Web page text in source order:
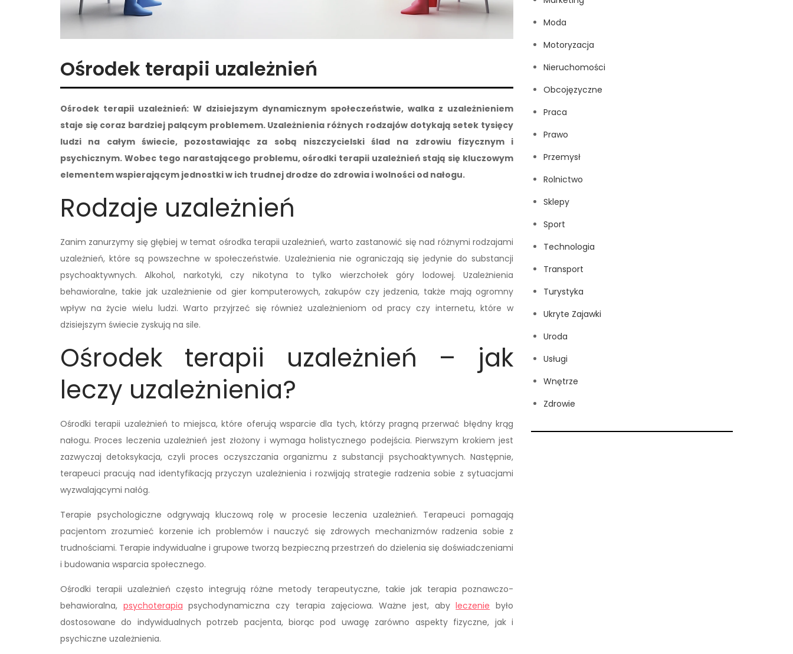
Ośrodek terapii uzależnień
Ośrodek terapii uzależnień: W dzisiejszym dynamicznym społeczeństwie, walka z uzależnieniem
staje się coraz bardziej palącym problemem. Uzależnienia różnych rodzajów dotykają setek tysięcy
ludzi na całym świecie, pozostawiając za sobą niszczycielski ślad na zdrowiu fizycznym i
psychicznym. Wobec tego narastającego problemu, ośrodki terapii uzależnień stają się kluczowym
elementem wspierającym jednostki w ich trudnej drodze do zdrowia i wolności od nałogu.
Rodzaje uzależnień
Zanim zanurzymy się głębiej w temat ośrodka terapii uzależnień, warto zastanowić się nad różnymi rodzajami
uzależnień, które są powszechne w społeczeństwie. Uzależnienia nie ograniczają się jedynie do substancji
psychoaktywnych. Alkohol, narkotyki, czy nikotyna to tylko wierzchołek góry lodowej. Uzależnienia
behawioralne, takie jak uzależnienie od gier komputerowych, zakupów czy jedzenia, także mają ogromny
wpływ na życie wielu ludzi. Warto przyjrzeć się również uzależnieniom od pracy czy internetu, które w
dzisiejszym świecie zyskują na sile.
Ośrodek terapii uzależnień – jak
leczy uzależnienia?
Ośrodki terapii uzależnień to miejsca, które oferują wsparcie dla tych, którzy pragną przerwać błędny krąg
nałogu. Proces leczenia uzależnień jest złożony i wymaga holistycznego podejścia. Pierwszym krokiem jest
zazwyczaj detoksykacja, czyli proces oczyszczania organizmu z substancji psychoaktywnych. Następnie,
terapeuci pracują nad identyfikacją przyczyn uzależnienia i rozwijają strategie radzenia sobie z sytuacjami
wyzwalającymi nałóg.
Terapie psychologiczne odgrywają kluczową rolę w procesie leczenia uzależnień. Terapeuci pomagają
pacjentom zrozumieć korzenie ich problemów i nauczyć się zdrowych mechanizmów radzenia sobie z
trudnościami. Terapie indywidualne i grupowe tworzą bezpieczną przestrzeń do dzielenia się doświadczeniami
i budowania wsparcia społecznego.
Ośrodki terapii uzależnień często integrują różne metody terapeutyczne, takie jak terapia poznawczo-
behawioralna, psychoterapia psychodynamiczna czy terapia zajęciowa. Ważne jest, abyleczenie było
dostosowane do indywidualnych potrzeb pacjenta, biorąc pod uwagę zarówno aspekty fizyczne, jak i
psychiczne uzależnienia.
Moda
Motoryzacja
Nieruchomości
Obcojęzyczne
Praca
Prawo
Przemysł
Rolnictwo
Sklepy
Sport
Technologia
Transport
Turystyka
Ukryte Zajawki
Uroda
Usługi
Wnętrze
Zdrowie